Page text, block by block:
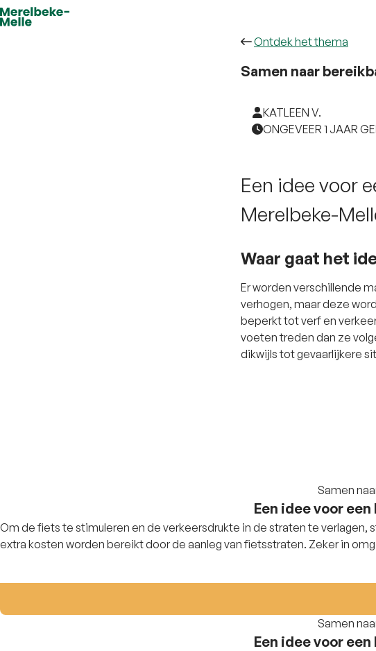
Ontdek het thema
Samen naar
KATLEEN V.
ONGEVEER 1 JAAR
Een idee voor
Merelbeke-
Waar gaat het
Er worden verschillende
verhogen, maar deze
beperkt tot verf en
voeten treden dan ze
dikwijls tot gevaarlijkere
Samen
Een idee voor
Om de fiets te stimuleren en de verkeersdrukte in de straten te
extra kosten worden bereikt door de aanleg van fietsstraten. Zeker in
Samen
Een idee voor